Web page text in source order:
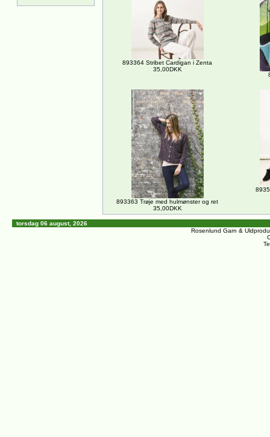
893364 Stribet Cardigan i Zenta
35,00DKK
893363 Trøje med hulmønster og ret
35,00DKK
torsdag 06 august, 2026
Rosenlund Garn &